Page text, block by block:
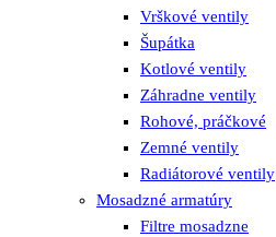
Vrškové ventily
Šupátka
Kotlové ventily
Záhradne ventily
Rohové, práčkové
Zemné ventily
Radiátorové ventily
Mosadzné armatúry
Filtre mosadzne